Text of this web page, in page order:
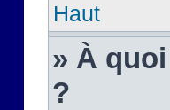
Haut
» À
?